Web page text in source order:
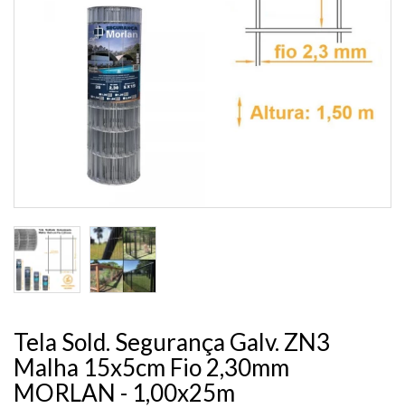
Tela Sold. Segurança Galv. ZN3
Malha 15x5cm Fio 2,30mm
MORLAN - 1,00x25m